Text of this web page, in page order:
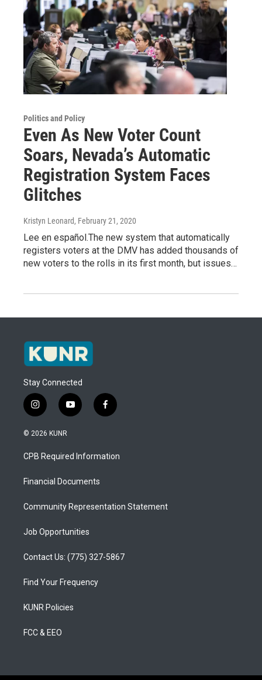
Politics and Policy
Even As New Voter Count
Soars, Nevada’s Automatic
Registration System Faces
Glitches
Kristyn Leonard, February 21, 2020
Lee en español.The new system that automatically
registers voters at the DMV has added thousands of
new voters to the rolls in its first month, but issues…
Stay Connected
i
n
s
a
g
a
y
o
u
b
f
a
b
o
© 2026 KUNR
CPB Required Information
Financial Documents
Community Representation Statement
Job Opportunities
Contact Us: (775) 327-5867
Find Your Frequency
KUNR Policies
FCC & EEO